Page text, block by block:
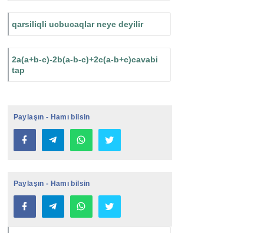
qarsiliqli ucbucaqlar neye deyilir
2a(a+b-c)-2b(a-b-c)+2c(a-b+c)cavabi
tap
Paylaşın - Hamı bilsin
Paylaşın - Hamı bilsin